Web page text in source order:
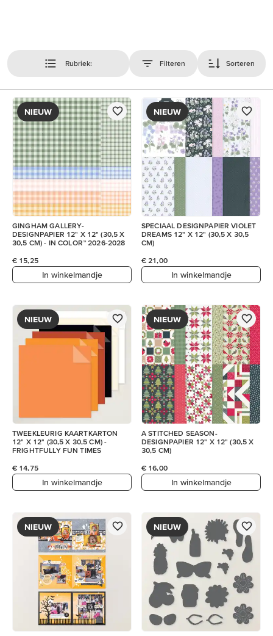
Rubriek: Filteren Sorteren
NIEUW
GINGHAM GALLERY-
DESIGNPAPIER 12" X 12" (30,5 X
30,5 CM) - IN COLOR™ 2026-2028
€ 15,25
In winkelmandje
NIEUW
SPECIAAL DESIGNPAPIER VIOLET
DREAMS 12" X 12" (30,5 X 30,5
CM)
€ 21,00
In winkelmandje
NIEUW
TWEEKLEURIG KAARTKARTON
12" X 12" (30,5 X 30,5 CM) -
FRIGHTFULLY FUN TIMES
€ 14,75
In winkelmandje
NIEUW
A STITCHED SEASON-
DESIGNPAPIER 12" X 12" (30,5 X
30,5 CM)
€ 16,00
In winkelmandje
NIEUW NIEUW